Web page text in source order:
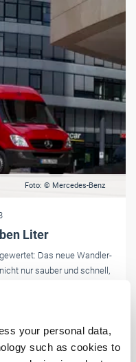
your personal data,
such as cookies to
Foto: © Mercedes-Benz
Liter
Das neue Wandler-
nur sauber und schnell,